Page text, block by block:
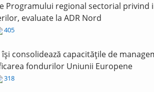
Programului regional sectorial
evaluate la ADR Nord
405
își consolidează capacitățile de
fondurilor Uniunii Europene
318